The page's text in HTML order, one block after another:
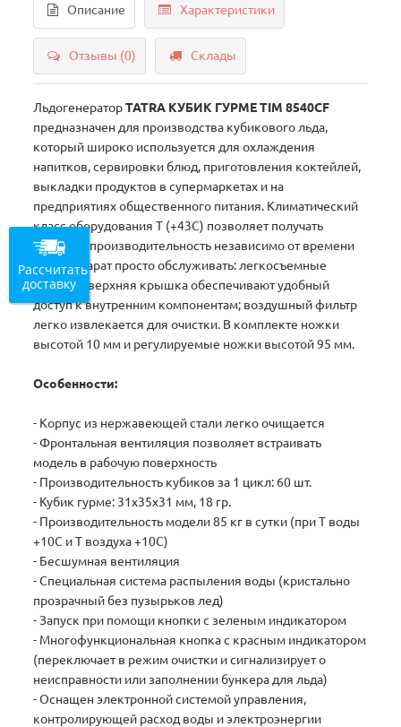
Описание Характеристики
Отзывы (0) Склады
ЛьдогенераторTATRA КУБИК ГУРМЕ TIM 8540CF
предназначен для производства кубикового льда,
который широко используется для охлаждения
напитков, сервировки блюд, приготовления коктейлей,
выкладки продуктов в супермаркетах и на
предприятиях общественного питания. Климатический
класс оборудования Т (+43С) позволяет получать
высокую производительность независимо от времени
года. Аппарат просто обслуживать: легкосъемные
панели и верхняя крышка обеспечивают удобный
доступ к внутренним компонентам; воздушный фильтр
легко извлекается для очистки. В комплекте ножки
высотой 10 мм и регулируемые ножки высотой 95 мм.
Особенности:
- Корпус из нержавеющей стали легко очищается
- Фронтальная вентиляция позволяет встраивать
модель в рабочую поверхность
- Производительность кубиков за 1 цикл: 60 шт.
- Кубик гурме: 31x35x31 мм, 18 гр.
- Производительность модели 85 кг в сутки (при Т воды
+10С и Т воздуха +10С)
- Бесшумная вентиляция
- Специальная система распыления воды (кристально
прозрачный без пузырьков лед)
- Запуск при помощи кнопки с зеленым индикатором
- Многофункциональная кнопка с красным индикатором
(переключает в режим очистки и сигнализирует о
неисправности или заполнении бункера для льда)
- Оснащен электронной системой управления,
контролирующей расход воды и электроэнергии
Рассчитать
доставку